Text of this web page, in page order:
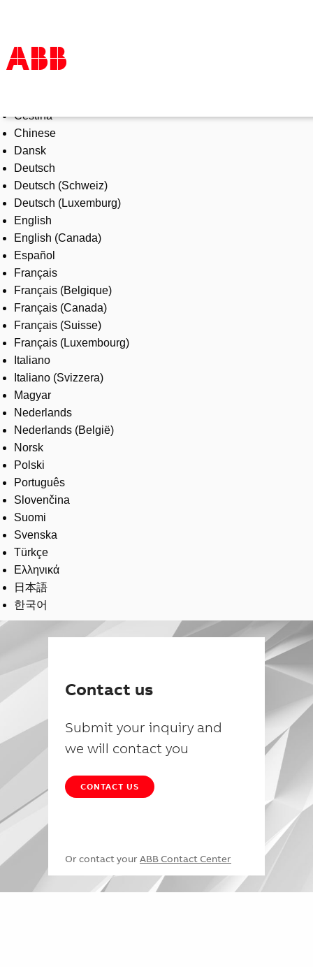
Products & Solutions
Industries
Services
About us
Where to buy
Contact us
Careers
Čeština
Chinese
Dansk
Deutsch
Deutsch (Schweiz)
Deutsch (Luxemburg)
English
English (Canada)
Español
Français
Français (Belgique)
Français (Canada)
Français (Suisse)
Français (Luxembourg)
Italiano
Italiano (Svizzera)
Magyar
Nederlands
Nederlands (België)
Norsk
Polski
Português
Slovenčina
Suomi
Svenska
Türkçe
Ελληνικά
日本語
한국어
Contact us
Submit your inquiry and
we will contact you
CONTACT US
Or contact your ABB Contact Center